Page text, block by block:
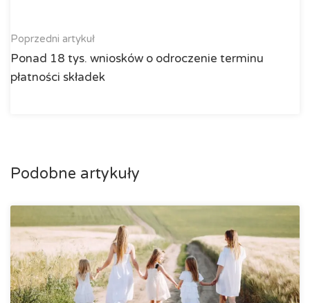
Poprzedni artykuł
Ponad 18 tys. wniosków o odroczenie terminu
płatności składek
Podobne artykuły